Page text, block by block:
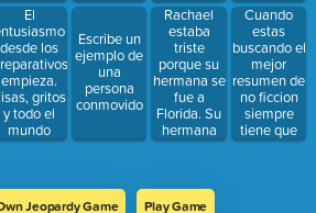
El
desde los
empieza.
gritos
y todo el
mundo
apurado,
la playa,
Escribe un
ejemplo de
una
persona
conmovido
lector.
Rachael
estaba
triste
porque su
hermana se
fue a
Florida. Su
hermana
Isabel no
sabia que
incluir el
______ y la
________.
Cuando
estas
buscando el
mejor
resumen de
no ficcion
siempre
tiene que
incluir
Jeopardy Game Play Game